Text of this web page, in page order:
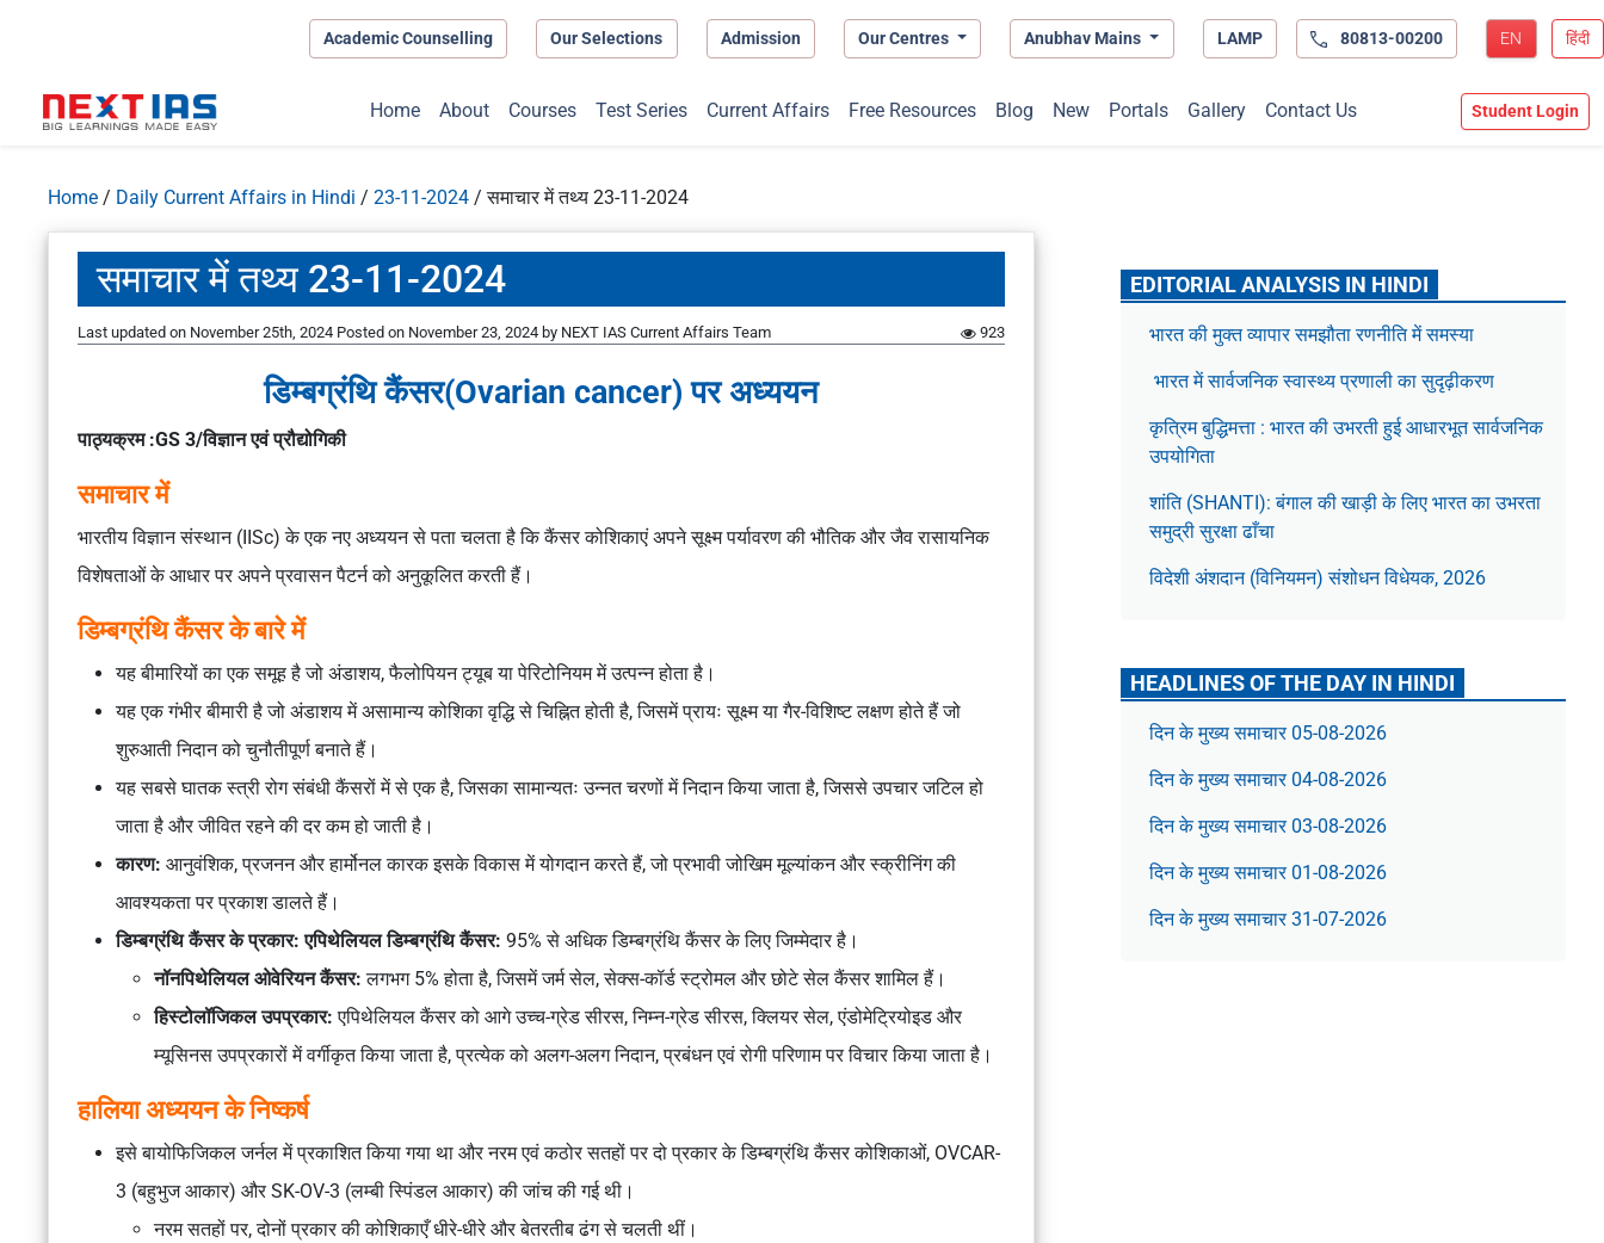
Academic Counselling Our Selections Admission Our Centres Anubhav Mains LAMP 80813-00200 EN हिंदी
Home About Courses Test Series Current Affairs Free Resources Blog New Portals Gallery Contact Us Student Login
Home / Daily Current Affairs in Hindi / 23-11-2024 /समाचार में तथ्य 23-11-2024
समाचार में तथ्य 23-11-2024
Last updated on November 25th, 2024 Posted on November 23, 2024 by NEXT IAS Current Affairs Team 923
डिम्बग्रंथि कैंसर(Ovarian cancer) पर अध्ययन
पाठ्यक्रम :GS 3/विज्ञान एवं प्रौद्योगिकी
समाचार में
भारतीय विज्ञान संस्थान (IISc) के एक नए अध्ययन से पता चलता है कि कैंसर कोशिकाएं अपने सूक्ष्म पर्यावरण की भौतिक और जैव रासायनिक
विशेषताओं के आधार पर अपने प्रवासन पैटर्न को अनुकूलित करती हैं।
डिम्बग्रंथि कैंसर के बारे में
यह बीमारियों का एक समूह है जो अंडाशय, फैलोपियन ट्यूब या पेरिटोनियम में उत्पन्न होता है।
यह एक गंभीर बीमारी है जो अंडाशय में असामान्य कोशिका वृद्धि से चिह्नित होती है, जिसमें प्रायः सूक्ष्म या गैर-विशिष्ट लक्षण होते हैं जो
शुरुआती निदान को चुनौतीपूर्ण बनाते हैं।
यह सबसे घातक स्त्री रोग संबंधी कैंसरों में से एक है, जिसका सामान्यतः उन्नत चरणों में निदान किया जाता है, जिससे उपचार जटिल हो
जाता है और जीवित रहने की दर कम हो जाती है।
कारण: आनुवंशिक, प्रजनन और हार्मोनल कारक इसके विकास में योगदान करते हैं, जो प्रभावी जोखिम मूल्यांकन और स्क्रीनिंग की
आवश्यकता पर प्रकाश डालते हैं।
डिम्बग्रंथि कैंसर के प्रकार: एपिथेलियल डिम्बग्रंथि कैंसर: 95% से अधिक डिम्बग्रंथि कैंसर के लिए जिम्मेदार है।
नॉनपिथेलियल ओवेरियन कैंसर:लगभग 5% होता है, जिसमें जर्म सेल, सेक्स-कॉर्ड स्ट्रोमल और छोटे सेल कैंसर शामिल हैं।
हिस्टोलॉजिकल उपप्रकार:एपिथेलियल कैंसर को आगे उच्च-ग्रेड सीरस, निम्न-ग्रेड सीरस, क्लियर सेल, एंडोमेट्रियोइड और
म्यूसिनस उपप्रकारों में वर्गीकृत किया जाता है, प्रत्येक को अलग-अलग निदान, प्रबंधन एवं रोगी परिणाम पर विचार किया जाता है।
हालिया अध्ययन के निष्कर्ष
इसे बायोफिजिकल जर्नल में प्रकाशित किया गया था और नरम एवं कठोर सतहों पर दो प्रकार के डिम्बग्रंथि कैंसर कोशिकाओं, OVCAR-
3 (बहुभुज आकार) और SK-OV-3 (लम्बी स्पिंडल आकार) की जांच की गई थी।
नरम सतहों पर, दोनों प्रकार की कोशिकाएँ धीरे-धीरे और बेतरतीब ढंग से चलती थीं।
EDITORIAL ANALYSIS IN HINDI
भारत की मुक्त व्यापार समझौता रणनीति में समस्या
भारत में सार्वजनिक स्वास्थ्य प्रणाली का सुदृढ़ीकरण
कृत्रिम बुद्धिमत्ता : भारत की उभरती हुई आधारभूत सार्वजनिक
उपयोगिता
शांति (SHANTI): बंगाल की खाड़ी के लिए भारत का उभरता
समुद्री सुरक्षा ढाँचा
विदेशी अंशदान (विनियमन) संशोधन विधेयक, 2026
HEADLINES OF THE DAY IN HINDI
दिन के मुख्य समाचार 05-08-2026
दिन के मुख्य समाचार 04-08-2026
दिन के मुख्य समाचार 03-08-2026
दिन के मुख्य समाचार 01-08-2026
दिन के मुख्य समाचार 31-07-2026